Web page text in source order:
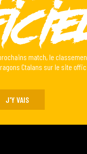
match, le
Ctalans sur le site
J'Y VAIS